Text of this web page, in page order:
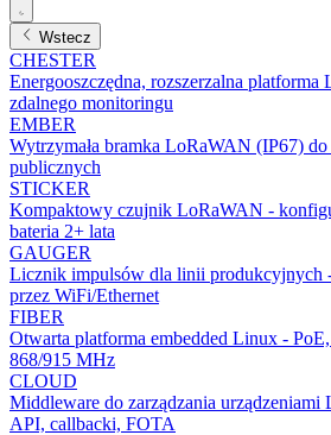
Wstecz
CHESTER
Energooszczędna, rozszerzalna
zdalnego monitoringu
EMBER
Wytrzymała bramka LoRaWAN (IP67)
publicznych
STICKER
Kompaktowy czujnik LoRaWAN -
bateria 2+ lata
GAUGER
Licznik impulsów dla linii produkcyjnych
przez WiFi/Ethernet
FIBER
Otwarta platforma embedded Linux -
868/915 MHz
CLOUD
Middleware do zarządzania
API, callbacki, FOTA